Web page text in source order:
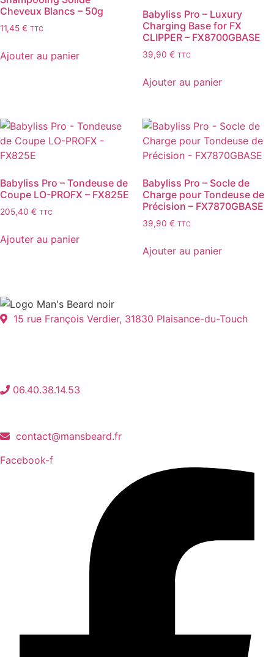
Cheveux Blancs – 50g
11,45 € TTC
Ajouter au panier
Babyliss Pro – Luxury
Charging Base for FX
CLIPPER – FX8700GBASE
39,90 € TTC
Ajouter au panier
Babyliss Pro – Tondeuse de
Coupe LO-PROFX – FX825E
205,40 € TTC
Ajouter au panier
Babyliss Pro – Socle de
Charge pour Tondeuse de
Précision – FX7870GBASE
39,90 € TTC
Ajouter au panier
15 rue François Verdier, 31830 Plaisance-du-Touch
06.40.38.14.53
contact@mansbeard.fr
Facebook-f